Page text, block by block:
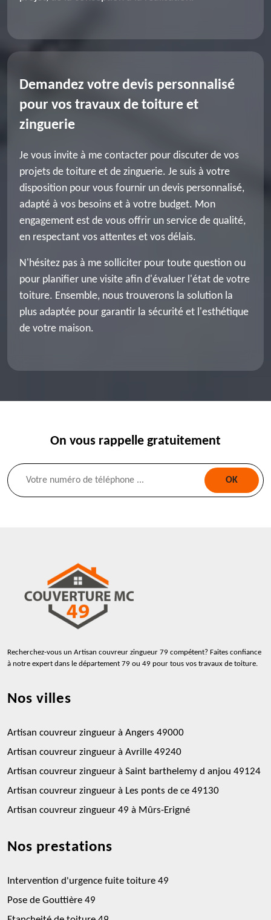
Demandez votre devis personnalisé
pour vos travaux de toiture et
zinguerie
Je vous invite à me contacter pour discuter de vos
projets de toiture et de zinguerie. Je suis à votre
disposition pour vous fournir un devis personnalisé,
adapté à vos besoins et à votre budget. Mon
engagement est de vous offrir un service de qualité,
en respectant vos attentes et vos délais.
N'hésitez pas à me solliciter pour toute question ou
pour planifier une visite afin d'évaluer l'état de votre
toiture. Ensemble, nous trouverons la solution la
plus adaptée pour garantir la sécurité et l'esthétique
de votre maison.
On vous rappelle gratuitement
Recherchez-vous un Artisan couvreur zingueur 79 compétent? Faites confiance
à notre expert dans le département 79 ou 49 pour tous vos travaux de toiture.
Nos villes
Artisan couvreur zingueur à Angers 49000
Artisan couvreur zingueur à Avrille 49240
Artisan couvreur zingueur à Saint barthelemy d anjou 49124
Artisan couvreur zingueur à Les ponts de ce 49130
Artisan couvreur zingueur 49 à Mûrs-Erigné
Nos prestations
Intervention d'urgence fuite toiture 49
Pose de Gouttière 49